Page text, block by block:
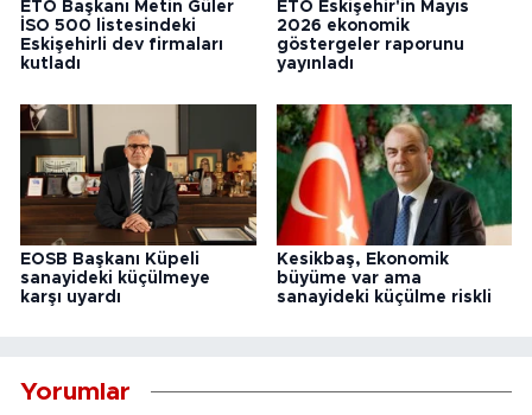
ETO Başkanı Metin Güler
İSO 500 listesindeki
Eskişehirli dev firmaları
kutladı
ETO Eskişehir'in Mayıs
2026 ekonomik
göstergeler raporunu
yayınladı
EOSB Başkanı Küpeli
sanayideki küçülmeye
karşı uyardı
Kesikbaş, Ekonomik
büyüme var ama
sanayideki küçülme riskli
Yorumlar